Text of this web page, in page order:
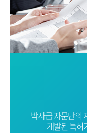
박사급 자문단의
개발된 특허